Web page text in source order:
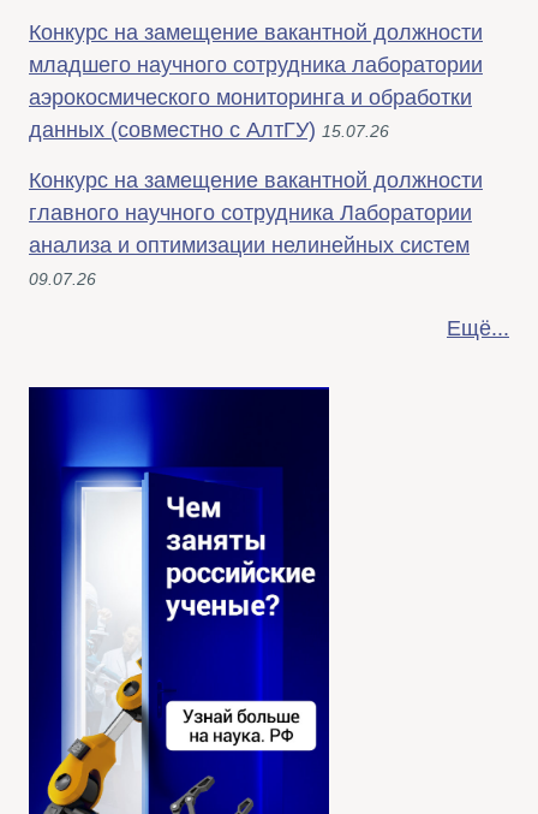
Конкурс на замещение вакантной должности
младшего научного сотрудника лаборатории
аэрокосмического мониторинга и обработки
данных (совместно с АлтГУ) 15.07.26
Конкурс на замещение вакантной должности
главного научного сотрудника Лаборатории
анализа и оптимизации нелинейных систем
09.07.26
Ещё...